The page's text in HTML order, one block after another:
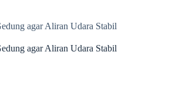
agar Aliran Udara Stabil
agar Aliran Udara Stabil